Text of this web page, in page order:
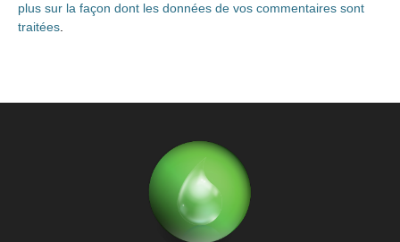
plus sur la façon dont les données de vos commentaires sont
traitées